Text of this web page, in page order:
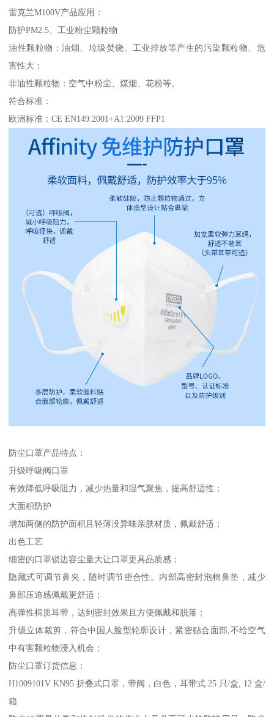
雷克兰M100V产品应用：
防护PM2.5、工业粉尘颗粒物
油性颗粒物：油烟、垃圾焚烧、工业排放等产生的污染颗粒物、危
害性大；
非油性颗粒物：空气中粉尘、煤烟、花粉等。
符合标准：
欧洲标准：CE EN149:2001+A1:2009 FFP1
防尘口罩产品特点：
升级呼吸阀口罩
有效降低呼吸阻力，减少热量和湿气聚焦，提高舒适性；
大面积防护
增加两侧的防护面积且轻薄没异味亲肤材质，佩戴舒适；
出色工艺
细密的口罩锁边容尘量大让口罩更具品质感；
隐藏式可调节鼻夹，随时调节密合性。内部高密封泡棉鼻垫，减少
鼻部压迫感佩戴更舒适；
高弹性棉质耳带，达到密封效果且方便佩戴和脱落；
升级立体裁剪，符合中国人脸型轮廓设计，紧密贴合面部,不给空气
中有害颗粒物浸入机会；
防尘口罩订货信息：
H1009101V KN95 折叠式口罩，带阀，白色，耳带式 25 只/盒, 12 盒/
箱